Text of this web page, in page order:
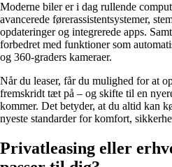
Moderne biler er i dag rullende
avancerede førerassistentsystemer,
opdateringer og integrerede apps.
forbedret med funktioner som
og 360-graders kameraer.
Når du leaser, får du mulighed for at
fremskridt tæt på – og skifte til en
kommer. Det betyder, at du altid kan
nyeste standarder for komfort,
Privatleasing eller